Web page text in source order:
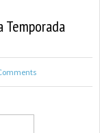
Temporada